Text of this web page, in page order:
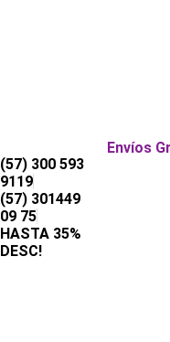
(57) 300 593
9119
(57) 301449
09 75
HASTA 35%
DESC!
Envíos